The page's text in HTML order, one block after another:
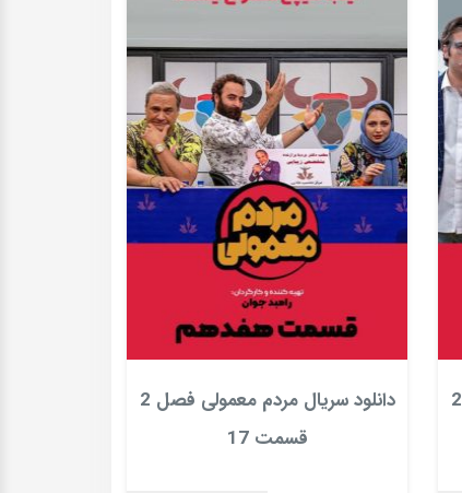
دانلود سریال مردم معمولی فصل 2
دانلود سریال مردم معمولی فصل 2
قسمت 17